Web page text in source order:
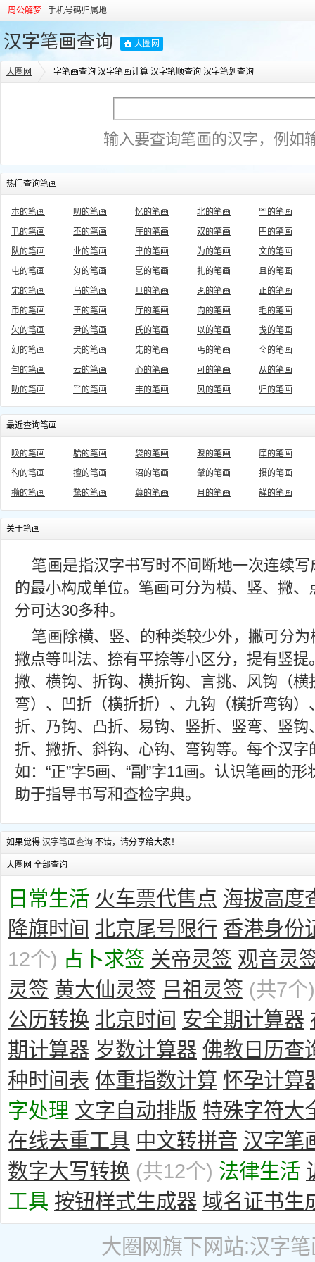
周公解梦 手机号码归属地
汉字笔画查询 大圈网
大圈网 字笔画查询 汉字笔画计算 汉字笔顺查询 汉字笔划查询
输入要查询笔画的汉字，例如
热门查询笔画
朩的笔画 叨的笔画 忆的笔画 北的笔画
罓的笔画
丮的笔画
丕的笔画 厈的笔画 双的笔画
円的笔画
队的笔画
业的笔画 肀的笔画 为的笔画
文的笔画
屯的笔画
匁的笔画 乬的笔画 扎的笔画
且的笔画
冘的笔画
乌的笔画 旦的笔画 乤的笔画
正的笔画
币的笔画
玊的笔画 厅的笔画 禸的笔画
毛的笔画
欠的笔画
尹的笔画 氏的笔画 以的笔画
戋的笔画
幻的笔画
仧的笔画 兂的笔画 丐的笔画
仒的笔画
勻的笔画
云的笔画 心的笔画 可的笔画
从的笔画
叻的笔画
爫的笔画 丰的笔画 风的笔画 归的笔画
最近查询笔画
唤的笔画 駘的笔画 袋的笔画 暞的笔画
庠的笔画
彴的笔画
擅的笔画 沼的笔画 肈的笔画
摂的笔画
橢的笔画
騖的笔画 藇的笔画 月的笔画 諽的笔画
关于笔画
笔画是指汉字书写时不间断地一次连续
的最小构成单位。笔画可分为横、竖、撇
分可达30多种。
笔画除横、竖、的种类较少外，撇可分
撇点等叫法、捺有平捺等小区分，提有竖
撇、横钩、折钩、横折钩、言挑、风钩（
弯）、凹折（横折折）、九钩（横折弯钩
折、乃钩、凸折、易钩、竖折、竖弯、竖
折、撇折、斜钩、心钩、弯钩等。每个汉
如：“正”字5画、“副”字11画。认识笔画的
助于指导书写和查检字典。
如果觉得 汉字笔画查询 不错，请分享给大家！
大圈网 全部查询
日常生活 火车票代售点 海拔高度
降旗时间 北京尾号限行 香港身份
12个) 占卜求签 关帝灵签 观音灵
灵签 黄大仙灵签 吕祖灵签 (共7个)
公历转换 北京时间 安全期计算器
期计算器 岁数计算器 佛教日历查
种时间表 体重指数计算 怀孕计算
字处理 文字自动排版 特殊字符大
在线去重工具 中文转拼音 汉字笔
数字大写转换 (共12个) 法律生活
工具 按钮样式生成器 域名证书生
大圈网旗下网站:汉字